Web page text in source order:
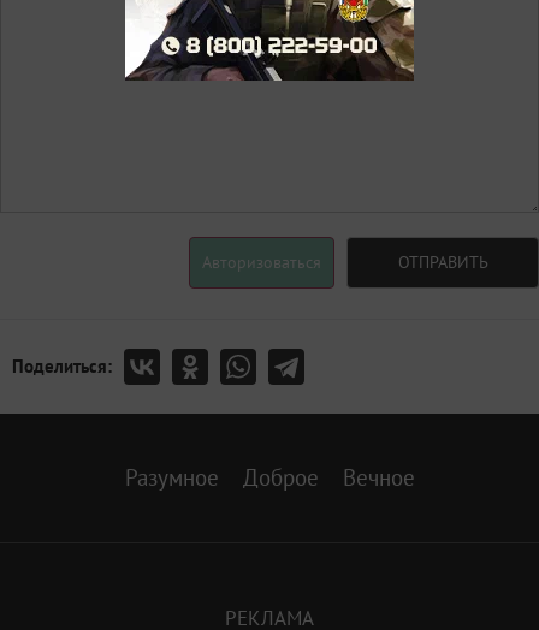
Авторизоваться ОТПРАВИТЬ
Поделиться:
Разумное Доброе Вечное
РЕКЛАМА